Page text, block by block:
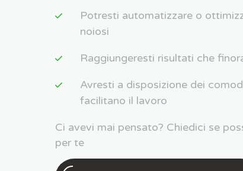
Potresti automatizzare o
noiosi
Raggiungeresti risultati che
Avresti a disposizione dei
facilitano il lavoro
Ci avevi mai pensato? Chiedici se
per te